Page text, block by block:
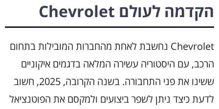
הקדמה לעולם Chevrolet
Chevrolet נחשבת לאחת מהחברות המובילות בתחום
הרכב, עם היסטוריה עשירה המלאה בדגמים איקוניים
ששינו את פני התחבורה. בשנה הקרובה, 2025, חשוב
לדעת כיצד ניתן לשפר ביצועים ולמקסם את הפוטנציאל